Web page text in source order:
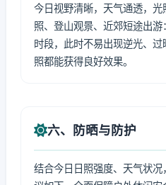
今日视野清晰，天气通透，
照、登山观景、近郊短途出
时段，此时不易出现逆光、
照都能获得良好效果。
六、防晒与防护
结合今日日照强度、天气状